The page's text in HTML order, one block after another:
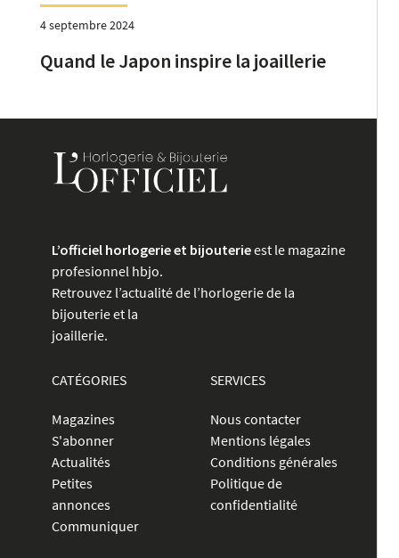
4 septembre 2024
Quand le Japon inspire la joaillerie
L’officiel horlogerie et bijouterieest le magazine
profesionnel hbjo.
Retrouvez l’actualité de l’horlogerie de la
bijouterie et la
joaillerie.
CATÉGORIES
Magazines
S'abonner
Actualités
Petites
annonces
Communiquer
SERVICES
Nous contacter
Mentions légales
Conditions générales
Politique de
confidentialité